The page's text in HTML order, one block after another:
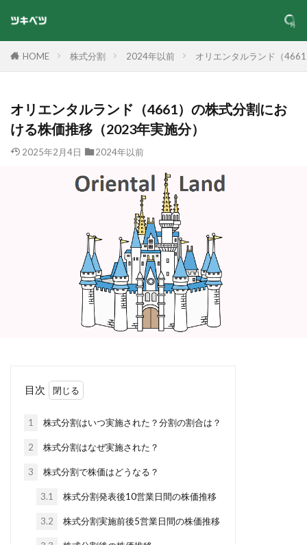
HOME 株式分割 2024年以前 オリエンタルランド（
オリエンタルランド（4661）の株式分割にお
ける株価推移（2023年実施分）
2025年2月4日 2024年以前
目次
1 株式分割はいつ実施された？分割の割合は？
2 株式分割はなぜ実施された？
3 株式分割で株価はどうなる？
3.1 株式分割発表後10営業日間の株価推移
3.2 株式分割実施前後5営業日間の株価推移